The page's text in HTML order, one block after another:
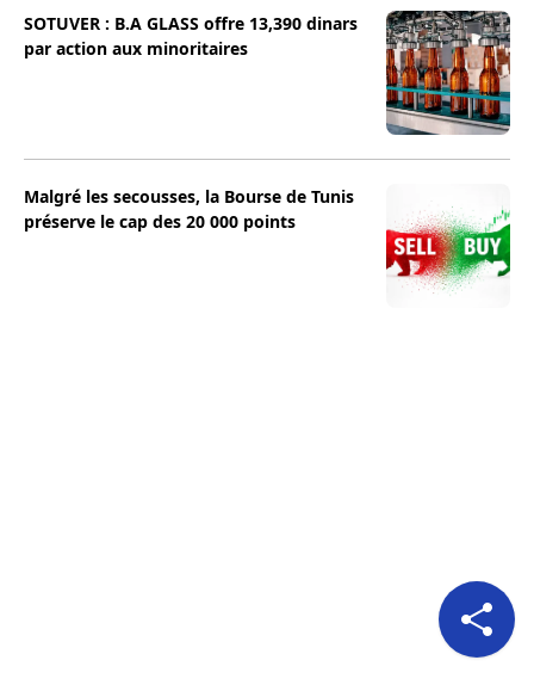
SOTUVER : B.A GLASS offre 13,390 dinars
par action aux minoritaires
Malgré les secousses, la Bourse de Tunis
préserve le cap des 20 000 points